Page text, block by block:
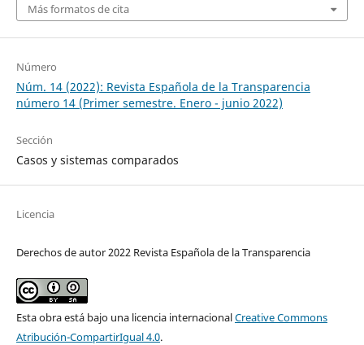
Más formatos de cita
Número
Núm. 14 (2022): Revista Española de la Transparencia
número 14 (Primer semestre. Enero - junio 2022)
Sección
Casos y sistemas comparados
Licencia
Derechos de autor 2022 Revista Española de la Transparencia
Esta obra está bajo una licencia internacionalCreative Commons
Atribución-CompartirIgual 4.0.